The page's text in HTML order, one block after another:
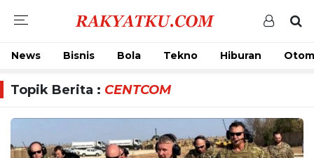
News Bisnis Bola Tekno Hiburan
Topik Berita : CENTCOM